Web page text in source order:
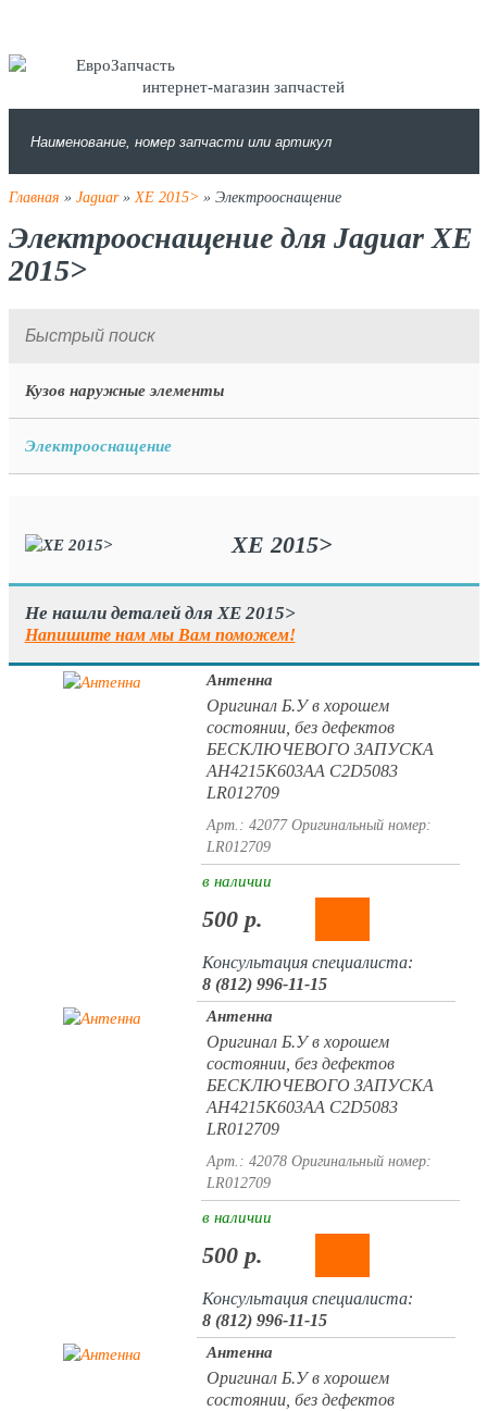
интернет-магазин запчастей
Главная » Jaguar»XE 2015> » Электрооснащение
Электрооснащение для Jaguar XE
2015>
Кузов наружные элементы
Электрооснащение
XE 2015>
Не нашли деталей для XE 2015>
Напишите нам мы Вам поможем!
Антенна
Оригинал Б.У в хорошем
состоянии, без дефектов
БЕСКЛЮЧЕВОГО ЗАПУСКА
AH4215K603AA C2D5083
LR012709
Арт.: 42077 Оригинальный номер:
LR012709
в наличии
500 р.
Консультация специалиста:
8 (812) 996-11-15
Антенна
Оригинал Б.У в хорошем
состоянии, без дефектов
БЕСКЛЮЧЕВОГО ЗАПУСКА
AH4215K603AA C2D5083
LR012709
Арт.: 42078 Оригинальный номер:
LR012709
в наличии
500 р.
Консультация специалиста:
8 (812) 996-11-15
Антенна
Оригинал Б.У в хорошем
состоянии, без дефектов